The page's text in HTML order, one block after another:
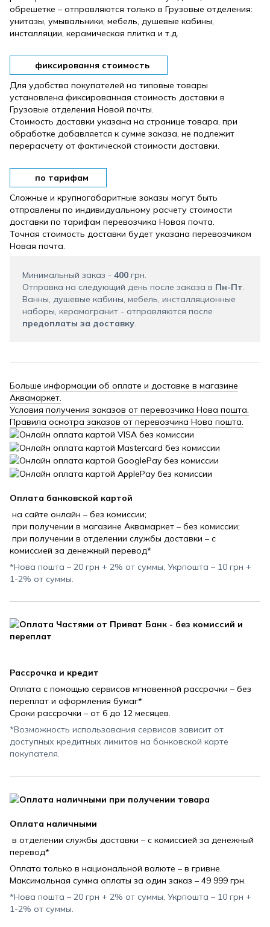
обрешетке – отправляются только в Грузовые отделения:
унитазы, умывальники, мебель, душевые кабины,
инсталляции, керамическая плитка и т.д.
фиксировання стоимость
Для удобства покупателей на типовые товары
установлена ​​фиксированная стоимость доставки в
Грузовые отделения Новой почты.
Стоимость доставки указана на странице товара, при
обработке добавляется к сумме заказа, не подлежит
перерасчету от фактической стоимости доставки.
по тарифам
Сложные и крупногабаритные заказы могут быть
отправлены по индивидуальному расчету стоимости
доставки по тарифам перевозчика Новая почта.
Точная стоимость доставки будет указана перевозчиком
Новая почта.
Минимальный заказ - 400 грн.
Отправка на следующий день после заказа в Пн-Пт
Ванны, душевые кабины, мебель, инсталляционные
наборы, керамогранит - отправляются после
предоплаты за доставку
Больше информации об оплате и доставке в магазине
Аквамаркет.
Условия получения заказов от перевозчика Нова пошта.
Правила осмотра заказов от перевозчика Нова пошта.
Оплата банковской картой
на сайте онлайн – без комиссии;
при получении в магазине Аквамаркет – без комиссии;
при получении в отделении службы доставки – с
комиссией за денежный перевод*
*Нова пошта – 20 грн + 2% от суммы, Укрпошта – 10 грн +
1-2% от суммы.
Рассрочка и кредит
Оплата с помощью сервисов мгновенной рассрочки – без
переплат и оформления бумаг*
Сроки рассрочки – от 6 до 12 месяцев.
*Возможность использования сервисов зависит от
доступных кредитных лимитов на банковской карте
покупателя.
Оплата наличными
в отделении службы доставки – с комиссией за денежный
перевод*
Оплата только в национальной валюте – в гривне.
Максимальная сумма оплаты за один заказ – 49 999 грн.
*Нова пошта – 20 грн + 2% от суммы, Укрпошта – 10 грн +
1-2% от суммы.